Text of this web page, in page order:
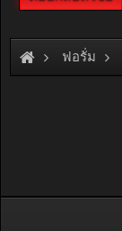
ฟอรั่ม